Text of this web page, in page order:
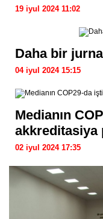
19 iyul 2024 11:02
Daha bir
04 iyul 2024 15:15
Medianın
akkreditasiya
02 iyul 2024 17:35